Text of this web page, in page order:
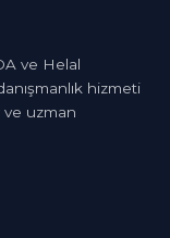
ve Helal
hizmeti
ve uzman